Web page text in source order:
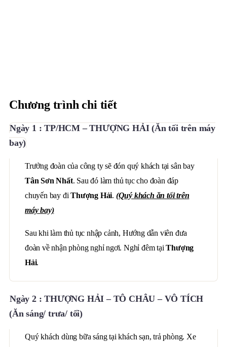
Chương trình chi tiết
Ngày 1 : TP/HCM – THƯỢNG HẢI (Ăn tối trên máy
bay)
Trưởng đoàn của công ty sẽ đón quý khách tại sân bay
Tân Sơn Nhất. Sau đó làm thủ tục cho đoàn đáp
chuyến bay điThượng Hải. (Quý khách ăn tối trên
máy bay)
Sau khi làm thủ tục nhập cảnh, Hướng dẫn viên đưa
đoàn về nhận phòng nghỉ ngơi. Nghỉ đêm tạiThượng
Hải.
Ngày 2 : THƯỢNG HẢI – TÔ CHÂU – VÔ TÍCH
(Ăn sáng/ trưa/ tối)
Quý khách dùng bữa sáng tại khách sạn, trả phòng. Xe